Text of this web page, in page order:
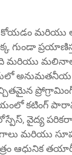
కోయడం మరియు
గుండా
మరియు
అనుమతనీయ
ప్రోగ్రామింగ్
కటింగ్
వైద్య
మరియు
ఆధునిక